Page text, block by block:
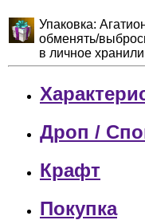
Упаковка:
обменять/
в личное
Дроп /
Крафт
Покупка